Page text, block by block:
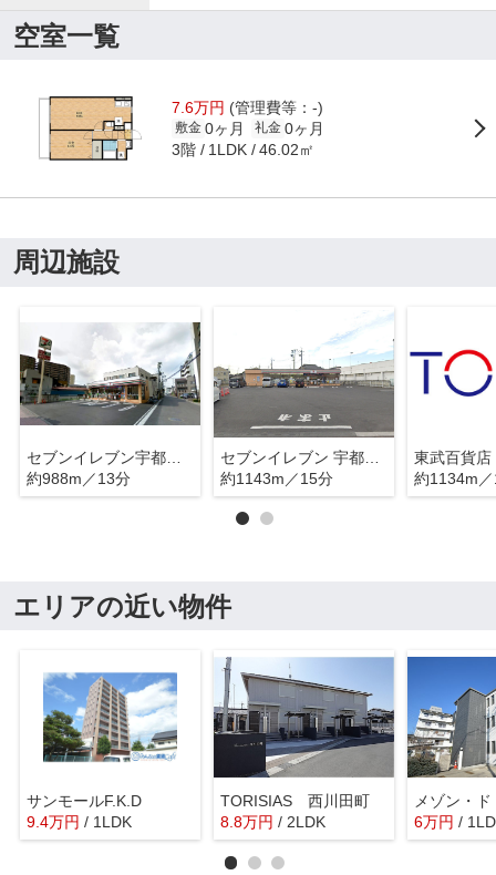
空室一覧
7.6万円 (管理費等：-)
敷金 0ヶ月 礼金 0ヶ月
3階 1LDK 46.02㎡
周辺施設
セブンイレブン宇都宮小幡店
約988m／13分
セブンイレブン 宇都宮戸祭1丁目店
約1143m／15分
東武百貨店
約1134m
エリアの近い物件
サンモールF.K.D
9.4万円 / 1LDK
TORISIAS 西川田町
8.8万円 / 2LDK 6万円 /